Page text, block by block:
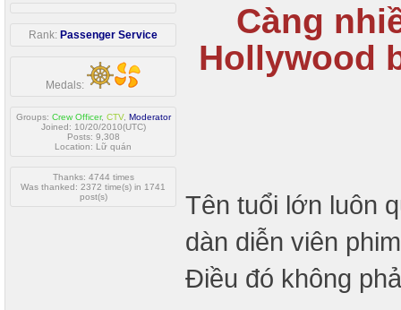
Rank: Passenger Service
Medals:
Groups: Crew Officer, CTV, Moderator
Joined: 10/20/2010(UTC)
Posts: 9,308
Location: Lữ quán
Thanks: 4744 times
Was thanked: 2372 time(s) in 1741
post(s)
Càng
Hollywood
Tên tuổi lớn luôn
dàn diễn viên
Điều đó không